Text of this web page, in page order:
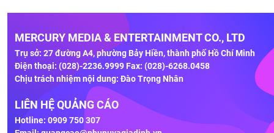
MERCURY MEDIA & ENTERTAINMENT CO., LTD
Trụ sở: 27 đường A4, phường Bảy Hiền, thành phố Hồ Chí Minh
Điện thoại: (028)-2236.9999 Fax: (028)-6268.0458
Chịu trách nhiệm nội dung: Đào Trọng Nhân
LIÊN HỆ QUẢNG CÁO
Hotline: 0909 750 307